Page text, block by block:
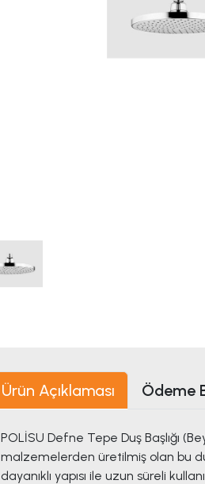
Ürün Açıklaması Ödeme
POLİSU Defne Tepe Duş Başlığı
malzemelerden üretilmiş olan bu
dayanıklı yapısı ile uzun süreli